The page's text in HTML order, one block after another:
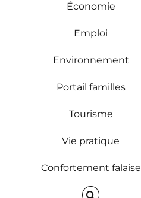
Économie
Emploi
Environnement
Portail familles
Tourisme
Vie pratique
Confortement falaise